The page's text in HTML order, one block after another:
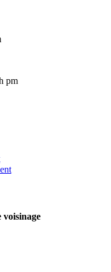
pm
voisinage